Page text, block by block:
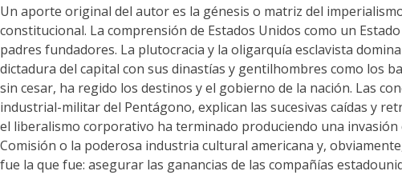
Un aporte original del autor es la génesis o matriz del
constitucional. La comprensión de Estados Unidos como un
padres fundadores. La plutocracia y la oligarquía esclavista
dictadura del capital con sus dinastías y gentilhombres como los
sin cesar, ha regido los destinos y el gobierno de la nación. Las
industrial-militar del Pentágono, explican las sucesivas caídas y
el liberalismo corporativo ha terminado produciendo una
Comisión o la poderosa industria cultural americana y,
fue la que fue: asegurar las ganancias de las compañías